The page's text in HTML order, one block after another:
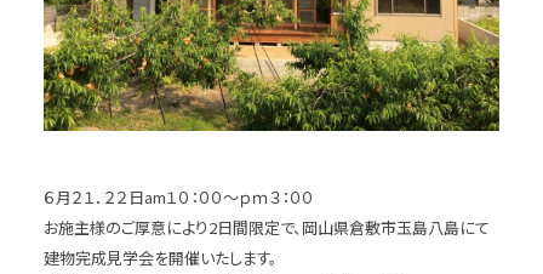
６月２１．２２日am１０：００～ｐｍ３：００
お施主様のご厚意により2日間限定で、岡山県倉敷市玉島八島にて
建物完成見学会を開催いたします。